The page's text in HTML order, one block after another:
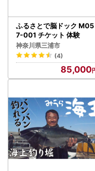
ふるさとで脳ドック M05
7-001 チケット 体験
神奈川県三浦市
(4)
85,000